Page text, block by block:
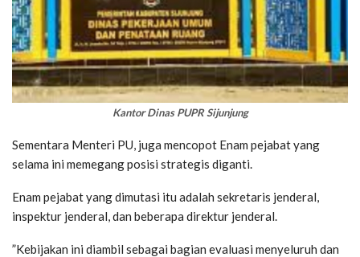
Kantor Dinas PUPR Sijunjung
Sementara Menteri PU, juga mencopot Enam pejabat yang
selama ini memegang posisi strategis diganti.
Enam pejabat yang dimutasi itu adalah sekretaris jenderal,
inspektur jenderal, dan beberapa direktur jenderal.
”Kebijakan ini diambil sebagai bagian evaluasi menyeluruh dan